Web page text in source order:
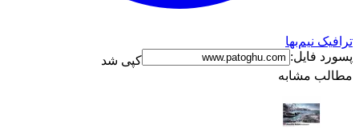
نیم‌بها
فایل:
کپی شد
مشابه